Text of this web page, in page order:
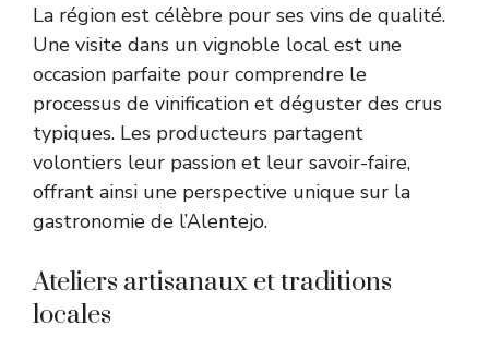
La région est célèbre pour ses vins de qualité.
Une visite dans un vignoble local est une
occasion parfaite pour comprendre le
processus de vinification et déguster des crus
typiques. Les producteurs partagent
volontiers leur passion et leur savoir-faire,
offrant ainsi une perspective unique sur la
gastronomie de l’Alentejo.
Ateliers artisanaux et traditions
locales